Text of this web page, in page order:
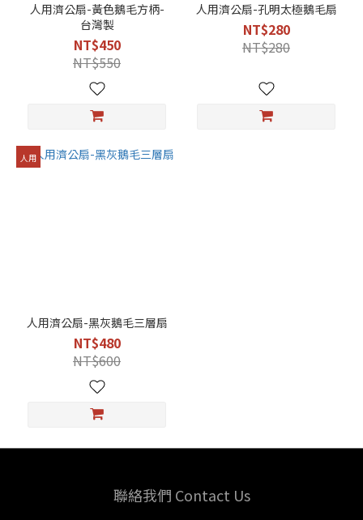
人用濟公扇-黃色鵝毛方柄-
台灣製
NT$450
NT$550
人用濟公扇-孔明太極鵝毛扇
NT$280
NT$280
人用
人用濟公扇-黑灰鵝毛三層扇
NT$480
NT$600
聯絡我們 Contact Us